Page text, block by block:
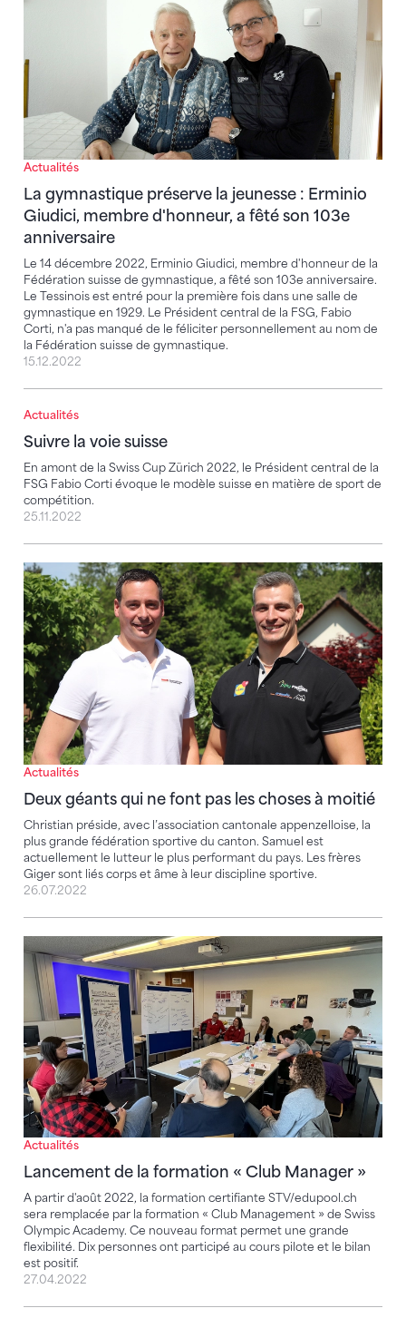
Actualités
La gymnastique préserve la jeunesse : Erminio
Giudici, membre d'honneur, a fêté son 103e
anniversaire
Le 14 décembre 2022, Erminio Giudici, membre d'honneur de la
Fédération suisse de gymnastique, a fêté son 103e anniversaire.
Le Tessinois est entré pour la première fois dans une salle de
gymnastique en 1929. Le Président central de la FSG, Fabio
Corti, n'a pas manqué de le féliciter personnellement au nom de
la Fédération suisse de gymnastique.
15.12.2022
Actualités
Suivre la voie suisse
En amont de la Swiss Cup Zürich 2022, le Président central de la
FSG Fabio Corti évoque le modèle suisse en matière de sport de
compétition.
Suivre la voie suisse
25.11.2022
Actualités
Deux géants qui ne font pas les choses à moitié
Christian préside, avec l’association cantonale appenzelloise, la
plus grande fédération sportive du canton. Samuel est
actuellement le lutteur le plus performant du pays. Les frères
Giger sont liés corps et âme à leur discipline sportive.
Deux géants qui ne font pas les choses à moitié
26.07.2022
Actualités
Lancement de la formation « Club Manager »
A partir d'août 2022, la formation certifiante STV/edupool.ch
sera remplacée par la formation « Club Management » de Swiss
Olympic Academy. Ce nouveau format permet une grande
flexibilité. Dix personnes ont participé au cours pilote et le bilan
est positif.
Lancement de la formation « Club Manager »
27.04.2022